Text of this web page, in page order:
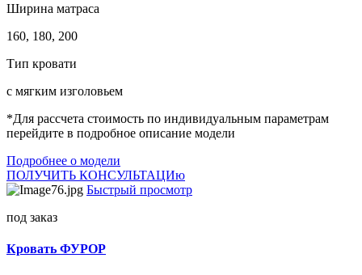
Ширина матраса
160, 180, 200
Тип кровати
с мягким изголовьем
*Для рассчета стоимость по индивидуальным параметрам
перейдите в подробное описание модели
Подробнее о модели
ПОЛУЧИТЬ КОНСУЛЬТАЦИю
Быстрый просмотр
под заказ
Кровать ФУРОР